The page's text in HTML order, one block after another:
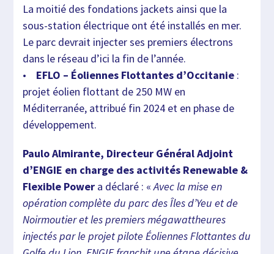
La moitié des fondations jackets ainsi que la
sous-station électrique ont été installés en mer.
Le parc devrait injecter ses premiers électrons
dans le réseau d’ici la fin de l’année.
•
EFLO – Éoliennes Flottantes d’Occitanie :
projet éolien flottant de 250 MW en
Méditerranée, attribué fin 2024 et en phase de
développement.
Paulo Almirante, Directeur Général Adjoint
d’ENGIE en charge des activités Renewable &
Flexible Power a déclaré : «Avec la mise en
opération complète du parc des Îles d’Yeu et de
Noirmoutier et les premiers mégawattheures
injectés par le projet pilote Éoliennes Flottantes du